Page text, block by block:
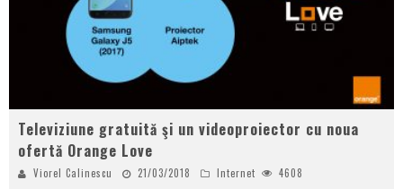
Televiziune gratuită şi un videoproiector cu noua
ofertă Orange Love
Viorel Calinescu 21/03/2018 Internet 4608